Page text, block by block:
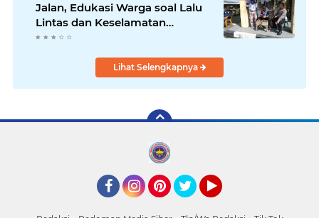
Jalan, Edukasi Warga soal Lalu
Lintas dan Keselamatan
Berkendara
Lihat Selengkapnya